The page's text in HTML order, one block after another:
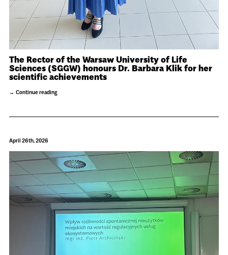
The Rector of the Warsaw University of Life
Sciences (SGGW) honours Dr. Barbara Klik for her
scientific achievements
Continue reading
April 26th, 2026